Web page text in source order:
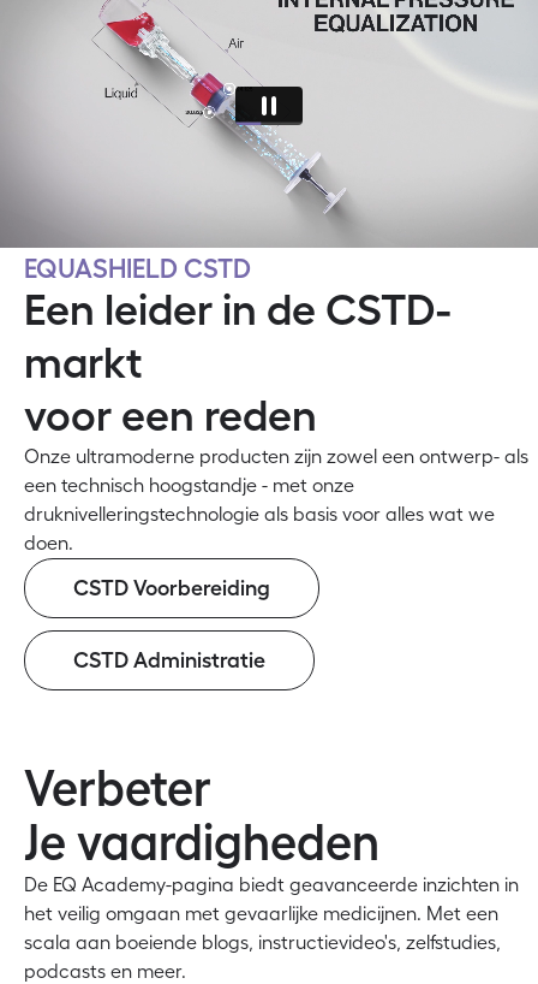
EQUASHIELD CSTD
Een leider in de CSTD-
markt
voor een reden
Onze ultramoderne producten zijn zowel een ontwerp- als
een technisch hoogstandje - met onze
druknivelleringstechnologie als basis voor alles wat we
doen.
CSTD Voorbereiding
CSTD Administratie
Verbeter
Je vaardigheden
De EQ Academy-pagina biedt geavanceerde inzichten in
het veilig omgaan met gevaarlijke medicijnen. Met een
scala aan boeiende blogs, instructievideo's, zelfstudies,
podcasts en meer.